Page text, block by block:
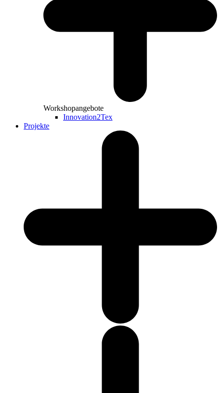
Workshopangebote
Innovation2Tex
Projekte